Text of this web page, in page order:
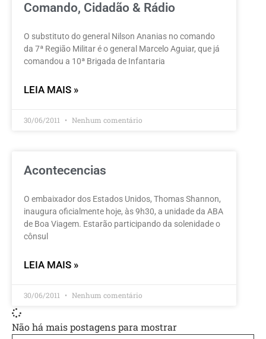
Comando, Cidadão & Rádio
O substituto do general Nilson Ananias no comando
da 7ª Região Militar é o general Marcelo Aguiar, que já
comandou a 10ª Brigada de Infantaria
LEIA MAIS »
30/06/2011 Nenhum comentário
Acontecencias
O embaixador dos Estados Unidos, Thomas Shannon,
inaugura oficialmente hoje, às 9h30, a unidade da ABA
de Boa Viagem. Estarão participando da solenidade o
cônsul
LEIA MAIS »
30/06/2011 Nenhum comentário
Não há mais postagens para mostrar